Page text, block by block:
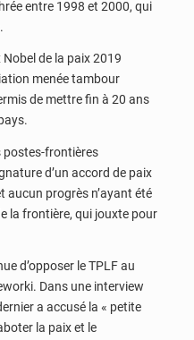
entre 1998 et 2000, qui
de la paix 2019
menée tambour
de mettre fin à 20 ans
postes-frontières
d’un accord de paix
aucun progrès n’ayant été
la frontière, qui jouxte pour
d’opposer le TPLF au
Dans une interview
a accusé la « petite
la paix et le